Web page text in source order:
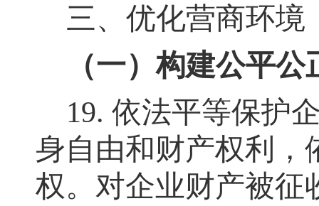
三、优化营商环境
（一）构建公平
19. 依法平等保护
身自由和财产权利，
权。 对企业财产被征